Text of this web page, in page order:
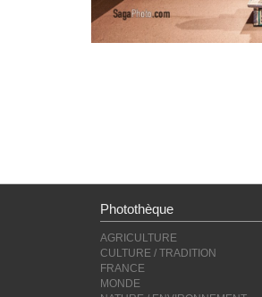
Photothèque
AGRICULTURE
CULTURE / TRADITION
FRANCE
MONDE